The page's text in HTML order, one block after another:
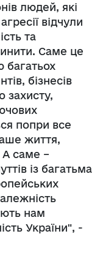
людей, які
відчули
та
Саме це
багатьох
бізнесів
захисту,
попри все
життя,
А саме –
із багатьма
нам
України", -